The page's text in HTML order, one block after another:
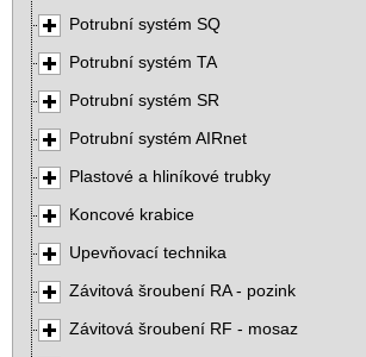
Potrubní systém SQ
Potrubní systém TA
Potrubní systém SR
Potrubní systém AIRnet
Plastové a hliníkové trubky
Koncové krabice
Upevňovací technika
Závitová šroubení RA - pozink
Závitová šroubení RF - mosaz